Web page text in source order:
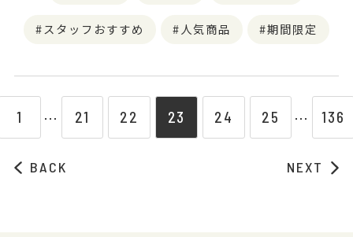
スタッフおすすめ 人気商品 期間限定
BACK
1 ⋯ 21 22 23 24 25 ⋯ 136
NEXT